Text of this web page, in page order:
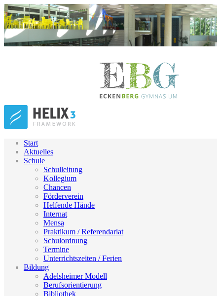
Start
Aktuelles
Schule
Schulleitung
Kollegium
Chancen
Förderverein
Helfende Hände
Internat
Mensa
Praktikum / Referendariat
Schulordnung
Termine
Unterrichtszeiten / Ferien
Bildung
Adelsheimer Modell
Berufsorientierung
Bibliothek